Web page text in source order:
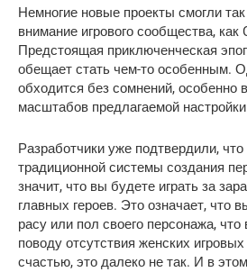
Немногие новые проекты смогли
внимание игрового сообщества,
Предстоящая приключенческая
обещает стать чем-то особенным.
обходится без сомнений, особенно
масштабов предлагаемой
Разработчики уже подтвердили,
традиционной системы создания
значит, что вы будете играть за
главных героев. Это означает, что
расу или пол своего персонажа,
поводу отсутствия женских
счастью, это далеко не так. И в